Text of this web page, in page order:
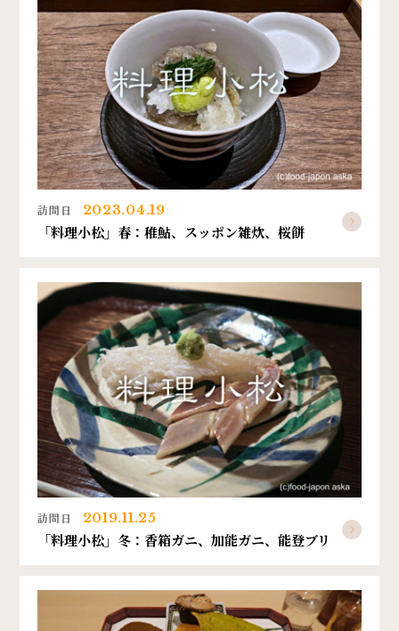
訪問日 2023.04.19
「料理小松」春：稚鮎、スッポン雑炊、桜餅
訪問日 2019.11.25
「料理小松」冬：香箱ガニ、加能ガニ、能登ブリ